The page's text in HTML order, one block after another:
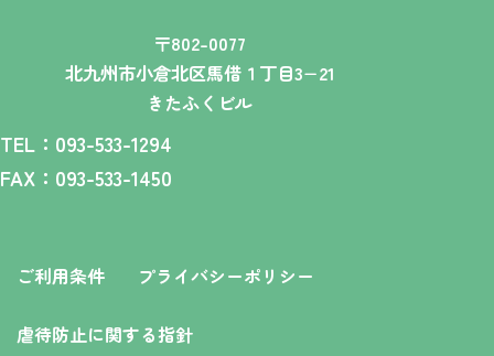
〒802-0077
北九州市小倉北区馬借１丁目3−21
きたふくビル
TEL：093-533-1294
FAX：093-533-1450
ご利用条件 プライバシーポリシー
虐待防止に関する指針